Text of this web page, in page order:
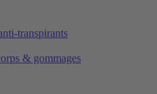
transpirants
& gommages